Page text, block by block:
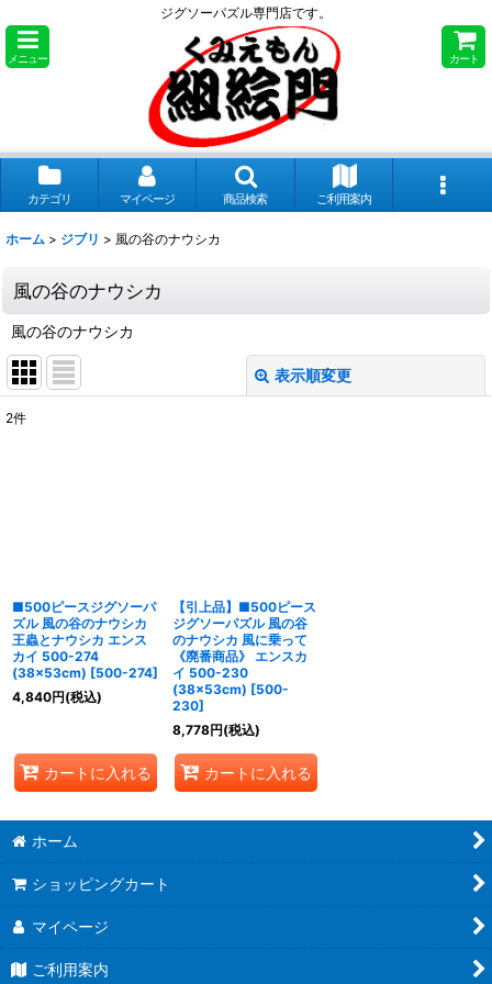
ジグソーパズル専門店です。
メニュー カート
カテゴリ マイページ 商品検索 ご利用案内
ホーム > ジブリ > 風の谷のナウシカ
風の谷のナウシカ
風の谷のナウシカ
表示順変更
2件
■500ピースジグソーパ
ズル 風の谷のナウシカ
王蟲とナウシカ エンス
カイ 500-274
(38×53cm) [500-274]
4,840円(税込)
カートに入れる
【引上品】■500ピース
ジグソーパズル 風の谷
のナウシカ 風に乗って
《廃番商品》 エンスカ
イ 500-230
(38×53cm) [500-
230]
8,778円(税込)
カートに入れる
ホーム
ショッピングカート
マイページ
ご利用案内